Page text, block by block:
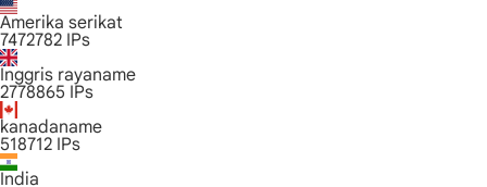
Amerika serikat
7472782 IPs
Inggris rayaname
2778865 IPs
kanadaname
518712 IPs
India